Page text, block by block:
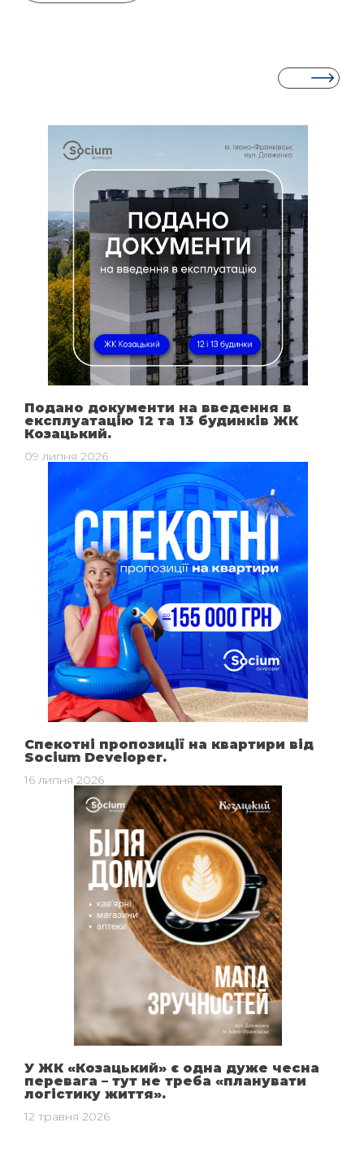
Подано документи на введення в
експлуатацію 12 та 13 будинків ЖК
Козацький.
09 липня 2026
Спекотні пропозиції на квартири від
Socium Developer.
16 липня 2026
У ЖК «Козацький» є одна дуже чесна
перевага – тут не треба «планувати
логістику життя».
12 травня 2026